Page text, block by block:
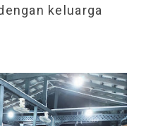
keluarga